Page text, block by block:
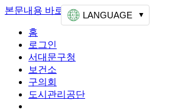
본문내용 바로가기 상단메뉴 가기
홈
로그인
서대문구청
보건소
구의회
도시관리공단
LANGUAGE